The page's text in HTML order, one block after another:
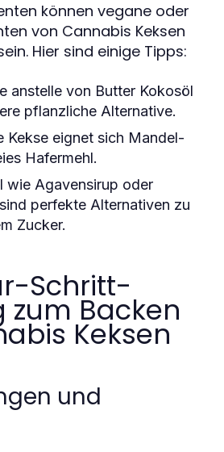
können vegane oder
von Cannabis Keksen
Hier sind einige Tipps:
anstelle von Butter Kokosöl
pflanzliche Alternative.
Kekse eignet sich Mandel-
Hafermehl.
wie Agavensirup oder
perfekte Alternativen zu
Zucker.
Schritt-
zum Backen
Keksen
und